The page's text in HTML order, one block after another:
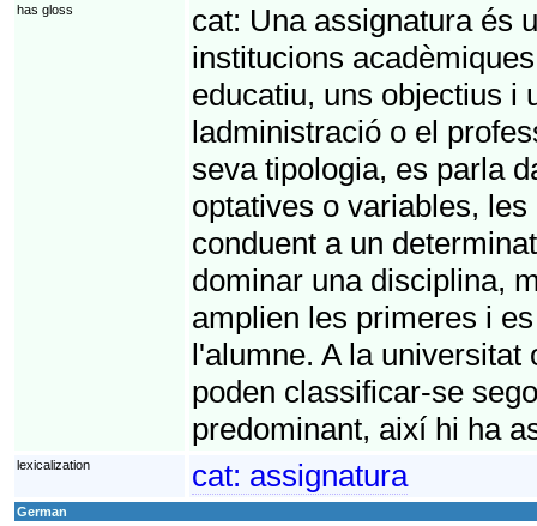
has gloss
cat: Una assignatura és
institucions
educatiu, uns objectius i
ladministració o el
seva tipologia, es parla
optatives o variables,
conduent a un
dominar una disciplina,
amplien les primeres i
l'alumne. A la universitat
poden classificar-se
predominant, així hi ha
lexicalization cat: assignatura
German